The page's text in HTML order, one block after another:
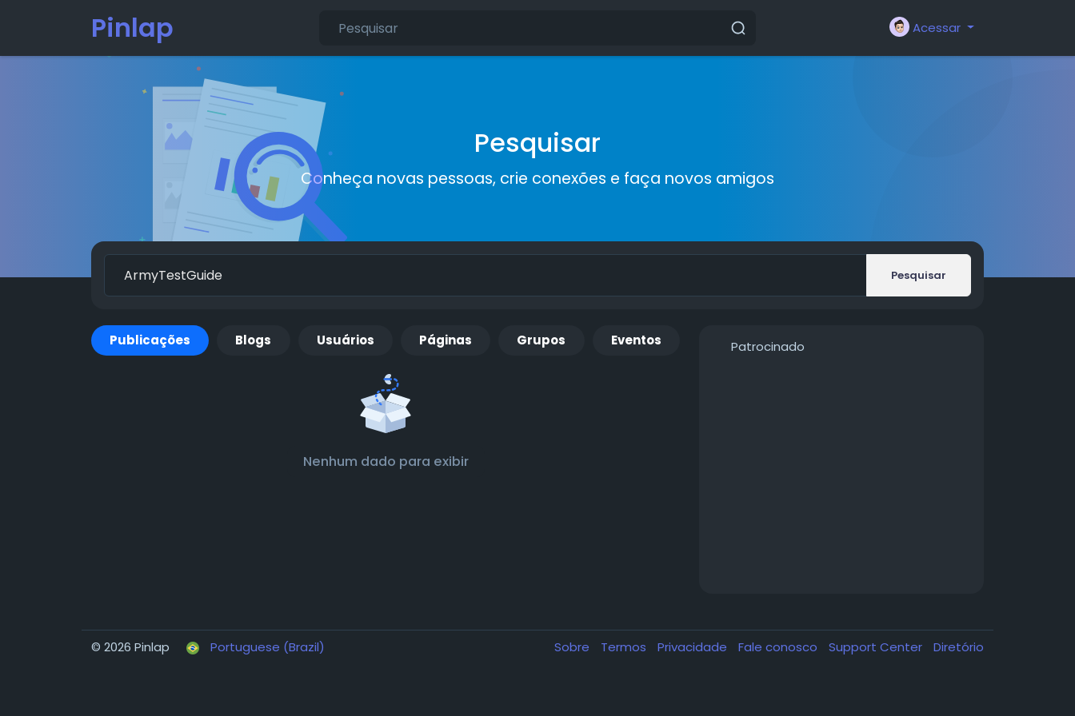
Pinlap Acessar
Pesquisar
Conheça novas pessoas, crie conexões e faça novos amigos
Pesquisar
Publicações Blogs Usuários Páginas Grupos Eventos
Nenhum dado para exibir
Patrocinado
© 2026 Pinlap Portuguese (Brazil) Sobre Termos Privacidade Fale conosco Support Center Diretório